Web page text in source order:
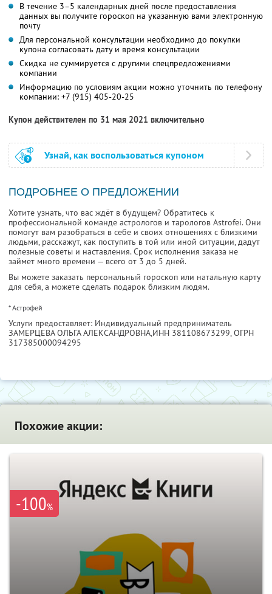
В течение 3–5 календарных дней после предоставления
данных вы получите гороскоп на указанную вами электронную
почту
Для персональной консультации необходимо до покупки
купона согласовать дату и время консультации
Скидка не суммируется с другими спецпредложениями
компании
Информацию по условиям акции можно уточнить по телефону
компании: +7 (915) 405-20-25
Купон действителен по 31 мая 2021 включительно
Узнай, как воспользоваться купоном
ПОДРОБНЕЕ О ПРЕДЛОЖЕНИИ
Хотите узнать, что вас ждёт в будущем? Обратитесь к
профессиональной команде астрологов и тарологов Astrofei. Они
помогут вам разобраться в себе и своих отношениях с близкими
людьми, расскажут, как поступить в той или иной ситуации, дадут
полезные советы и наставления. Срок исполнения заказа не
займет много времени — всего от 3 до 5 дней.
Вы можете заказать персональный гороскоп или натальную карту
для себя, а можете сделать подарок близким людям.
* Астрофей
Услуги предоставляет: Индивидуальный предприниматель
ЗАМЕРЦЕВА ОЛЬГА АЛЕКСАНДРОВНА,ИНН 381108673299, ОГРН
317385000094295
Похожие акции:
-100%